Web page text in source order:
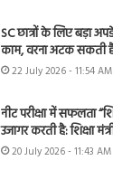
SC छात्रों के लिए बड़ा
काम, वरना अटक सकती
22 July 2026 - 11:54 AM
नीट परीक्षा में सफलता
उजागर करती है: शिक्षा
20 July 2026 - 11:43 AM